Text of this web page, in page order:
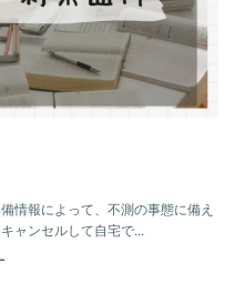
情報によって、不測の事態に備え
ャンセルして自宅で...